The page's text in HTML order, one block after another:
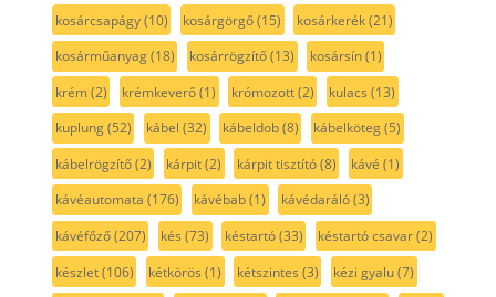
kosárcsapágy(10) kosárgörgő(15) kosárkerék(21)
kosárműanyag(18) kosárrögzítő(13) kosársín(1)
krém(2) krémkeverő(1) krómozott(2) kulacs (13)
kuplung(52) kábel (32) kábeldob(8) kábelköteg(5)
kábelrögzítő(2) kárpit(2) kárpit tisztító(8) kávé (1)
kávéautomata (176) kávébab(1) kávédaráló(3)
kávéfőző(207) kés (73) késtartó(33) késtartó csavar(2)
készlet(106) kétkörös (1) kétszintes (3) kézi gyalu(7)